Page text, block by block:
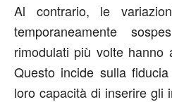
Al contrario, le
temporaneamente
rimodulati più volte hanno
Questo incide sulla
loro capacità di inserire gli